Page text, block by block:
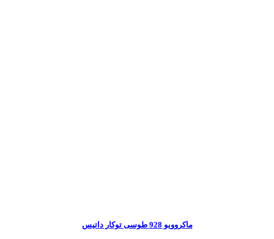
ماکروویو 928 طوسی توکار داتیس